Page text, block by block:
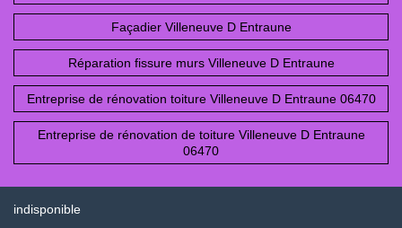
Façadier Villeneuve D Entraune
Réparation fissure murs Villeneuve D Entraune
Entreprise de rénovation toiture Villeneuve D Entraune 06470
Entreprise de rénovation de toiture Villeneuve D Entraune
06470
indisponible